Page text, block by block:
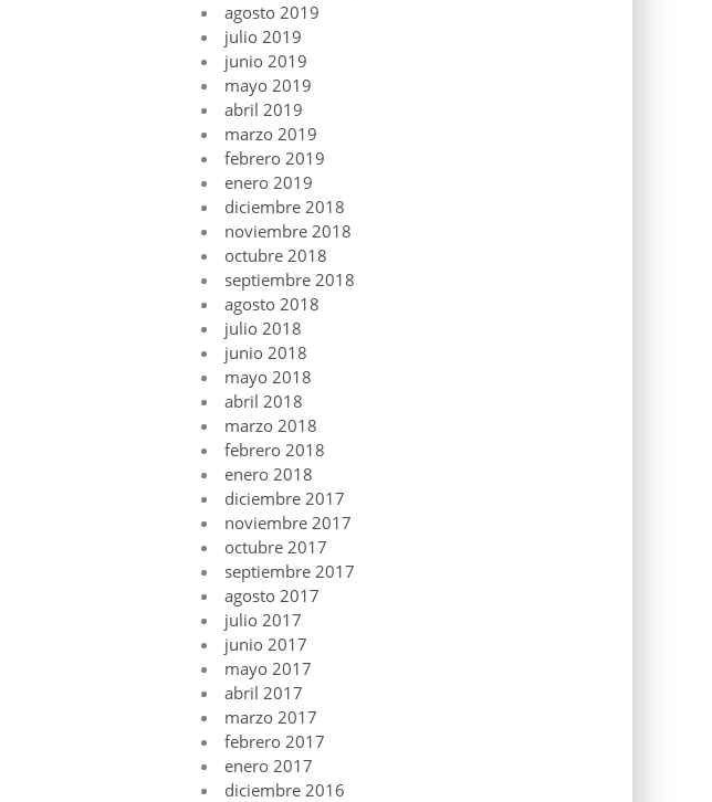
agosto 2019
julio 2019
junio 2019
mayo 2019
abril 2019
marzo 2019
febrero 2019
enero 2019
diciembre 2018
noviembre 2018
octubre 2018
septiembre 2018
agosto 2018
julio 2018
junio 2018
mayo 2018
abril 2018
marzo 2018
febrero 2018
enero 2018
diciembre 2017
noviembre 2017
octubre 2017
septiembre 2017
agosto 2017
julio 2017
junio 2017
mayo 2017
abril 2017
marzo 2017
febrero 2017
enero 2017
diciembre 2016